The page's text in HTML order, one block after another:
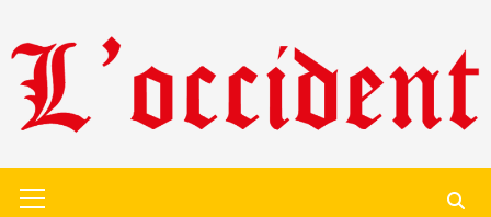
to
content
Menu